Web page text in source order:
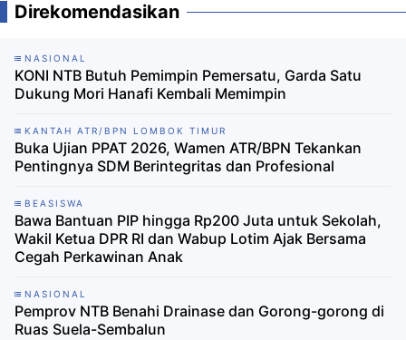
Direkomendasikan
NASIONAL
KONI NTB Butuh Pemimpin Pemersatu, Garda Satu
Dukung Mori Hanafi Kembali Memimpin
KANTAH ATR/BPN LOMBOK TIMUR
Buka Ujian PPAT 2026, Wamen ATR/BPN Tekankan
Pentingnya SDM Berintegritas dan Profesional
BEASISWA
Bawa Bantuan PIP hingga Rp200 Juta untuk Sekolah,
Wakil Ketua DPR RI dan Wabup Lotim Ajak Bersama
Cegah Perkawinan Anak
NASIONAL
Pemprov NTB Benahi Drainase dan Gorong-gorong di
Ruas Suela-Sembalun